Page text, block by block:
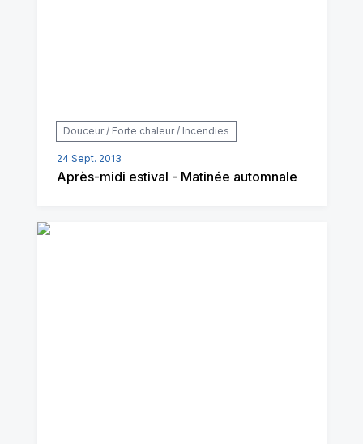
Douceur / Forte chaleur / Incendies
24 Sept. 2013
Après-midi estival - Matinée automnale